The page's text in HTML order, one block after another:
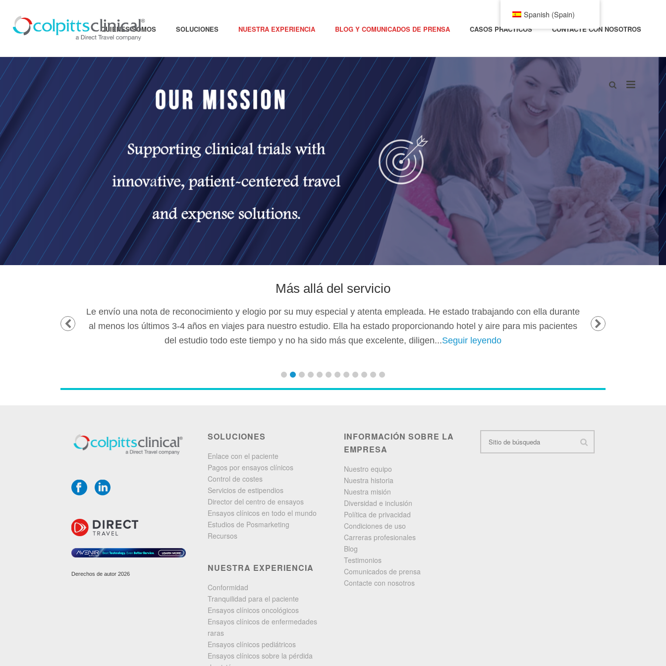
QUIÉNES SOMOS SOLUCIONES NUESTRA EXPERIENCIA BLOG Y COMUNICADOS DE PRENSA CASOS PRÁCTICOS CONTACTE CON NOSOTROS
al azar (había
Más allá del servicio
Le envío una nota de reconocimiento y elogio por su muy especial y atenta empleada. He estado trabajando con ella durante
al menos los últimos 3-4 años en viajes para nuestro estudio. Ella ha estado proporcionando hotel y aire para mis pacientes
del estudio todo este tiempo y no ha sido más que excelente, diligen...Seguir leyendo
Derechos de autor 2026
SOLUCIONES
Enlace con el paciente
Pagos por ensayos clínicos
Control de costes
Servicios de estipendios
Director del centro de ensayos
Ensayos clínicos en todo el mundo
Estudios de Posmarketing
Recursos
NUESTRA EXPERIENCIA
Conformidad
Tranquilidad para el paciente
Ensayos clínicos oncológicos
Ensayos clínicos de enfermedades
raras
Ensayos clínicos pediátricos
Ensayos clínicos sobre la pérdida
INFORMACIÓN SOBRE LA
EMPRESA
Nuestro equipo
Nuestra historia
Nuestra misión
Diversidad e inclusión
Política de privacidad
Condiciones de uso
Carreras profesionales
Blog
Testimonios
Comunicados de prensa
Contacte con nosotros
Spanish (Spain)